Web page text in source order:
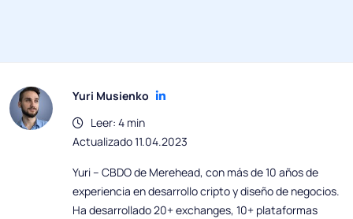
Yuri Musienko
Leer: 4 min
Actualizado 11.04.2023
Yuri – CBDO de Merehead, con más de 10 años de
experiencia en desarrollo cripto y diseño de negocios.
Ha desarrollado 20+ exchanges, 10+ plataformas